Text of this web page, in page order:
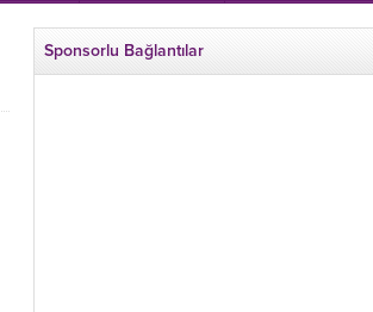
Sponsorlu Bağlantılar